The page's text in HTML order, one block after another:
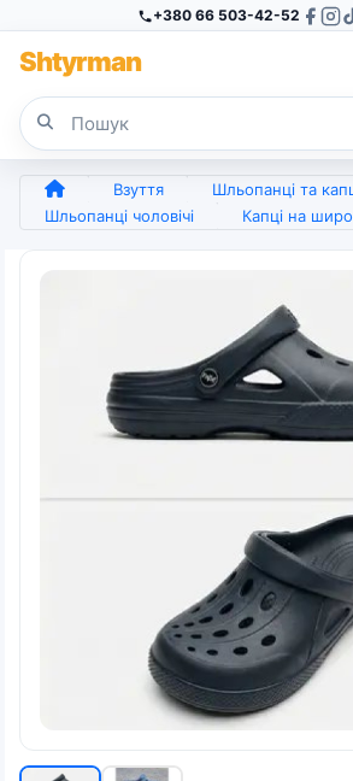
+380 66 503-42-52
Shtyrman
Взуття
Шльопанці та
Шльопанці чоловічі
Капці на широку ногу чоловічі Прогрес